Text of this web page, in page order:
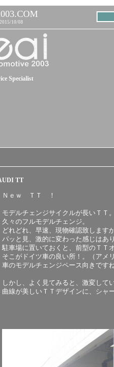
10/08
Specialist
TT
Ｎｅｗ ＴＴ ！
モデルチェンジサイクルが長いＴＴ
久々のフルモデルチェンジ。
どれどれ、早速、現物確認致します
パッと見、激的に変わった感じはあ
駐車場に置いておくと、前型のＴＴ
そこがドイツ車の良い所！。（アメ
車のモデルチェンジペース向きです
しかし、よく見てみると、激変して
曲線が美しいＴＴデザインに、シャ